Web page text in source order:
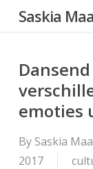
Skip
content
Saskia
emoties
By Saskia
2017